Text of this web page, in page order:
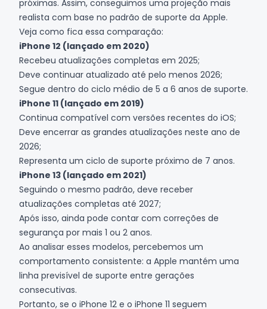
próximas. Assim, conseguimos uma projeção mais
realista com base no padrão de suporte da Apple.
Veja como fica essa comparação:
iPhone 12 (lançado em 2020)
Recebeu atualizações completas em 2025;
Deve continuar atualizado até pelo menos 2026;
Segue dentro do ciclo médio de 5 a 6 anos de suporte.
iPhone 11 (lançado em 2019)
Continua compatível com versões recentes do iOS;
Deve encerrar as grandes atualizações neste ano de
2026;
Representa um ciclo de suporte próximo de 7 anos.
iPhone 13 (lançado em 2021)
Seguindo o mesmo padrão, deve receber
atualizações completas até 2027;
Após isso, ainda pode contar com correções de
segurança por mais 1 ou 2 anos.
Ao analisar esses modelos, percebemos um
comportamento consistente: a Apple mantém uma
linha previsível de suporte entre gerações
consecutivas.
Portanto, se o iPhone 12 e o iPhone 11 seguem